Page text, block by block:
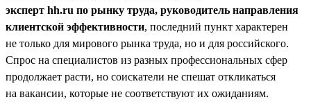
эксперт hh.ru по рынку труда, руководитель направления
клиентской эффективности, последний пункт характерен
не только для мирового рынка труда, но и для российского.
Спрос на специалистов из разных профессиональных сфер
продолжает расти, но соискатели не спешат откликаться
на вакансии, которые не соответствуют их ожиданиям.